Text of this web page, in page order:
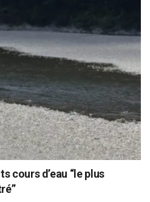
cours d’eau “le plus